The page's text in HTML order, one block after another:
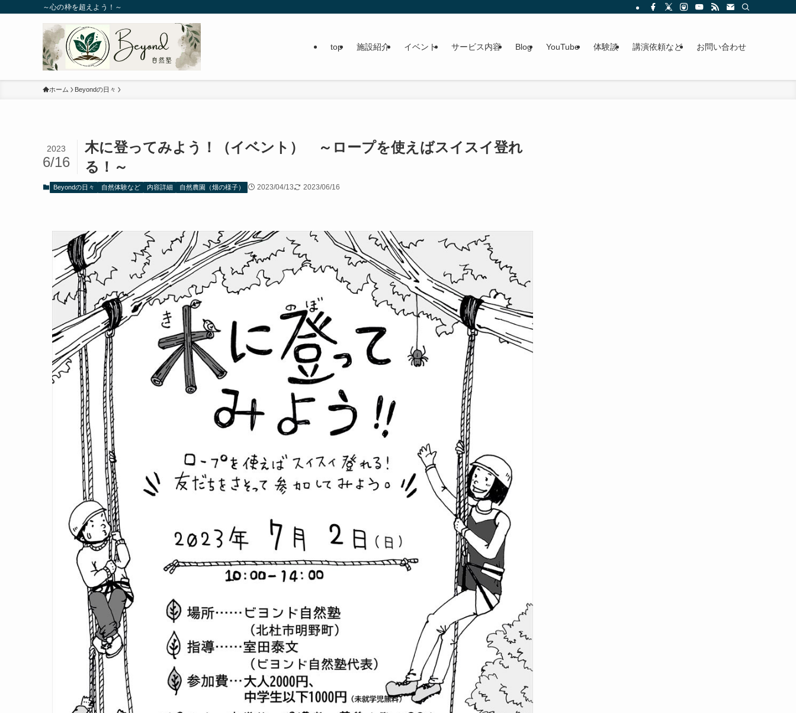
～心の枠を超えよう！～
top 施設紹介 イベント サービス内容 Blog YouTube 体験談 講演依頼など お問い合わせ
ホーム Beyondの日々
木に登ってみよう！（イベント） ～ロープを使えばスイスイ登れ
る！～
2023
6/16
Beyondの日々 自然体験など 内容詳細 自然農園（畑の様子） 2023/04/13 2023/06/16